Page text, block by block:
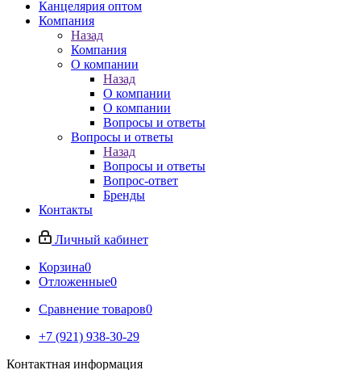
Канцелярия оптом
Компания
Назад
Компания
О компании
Назад
О компании
О компании
Вопросы и ответы
Вопросы и ответы
Назад
Вопросы и ответы
Вопрос-ответ
Бренды
Контакты
Личный кабинет
Корзина0
Отложенные0
Сравнение товаров0
+7 (921) 938-30-29
Контактная информация